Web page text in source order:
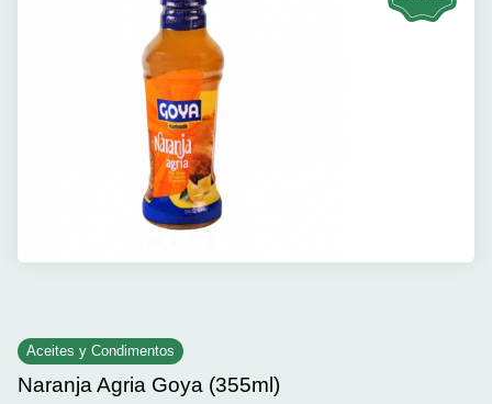
Aceites y Condimentos
Naranja Agria Goya (355ml)